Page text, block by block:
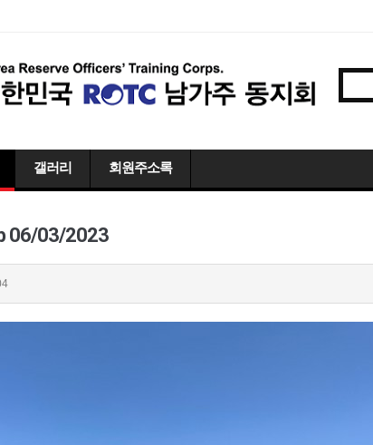
갤러리 회원주소록
06/03/2023